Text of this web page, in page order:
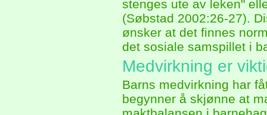
stenges ute av leken"
(Søbstad 2002:26-27).
ønsker at det finnes
det sosiale samspillet i
Medvirkning er
Barns medvirkning har
begynner å skjønne at